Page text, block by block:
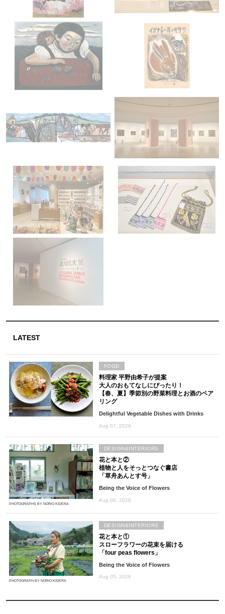
LATEST
料理家 平野由希子が提案
大人のおもてなしにぴったり！
【春、夏】季節別の野菜料理とお酒のペア
リング
Delightful Vegetable Dishes with Drinks
Aug 07, 2026
FOOD
PHOTOGRAPHS BY NORIO KIDERA
花と本と②
植物と人をそっとつなぐ書店
「草舟あんとす号」
Being the Voice of Flowers
Aug 06, 2026
DESIGN&INTERIORS
PHOTOGRAPH BY NORIO KIDERA
花と本と①
スローフラワーの花束を届ける
「four peas flowers」
Being the Voice of Flowers
Aug 05, 2026
DESIGN&INTERIORS